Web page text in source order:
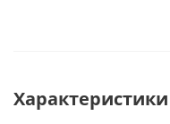
Характеристики